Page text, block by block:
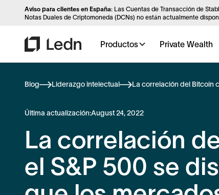
Aviso para clientes en España: Las Cuentas de Transacción de
Notas Duales de Criptomoneda (DCNs) no están actualmente
Productos Private Wealth
Blog Liderazgo intelectual La correlación del Bitcoin
Última actualización:August 24, 2022
La correlación
el S&P 500 se